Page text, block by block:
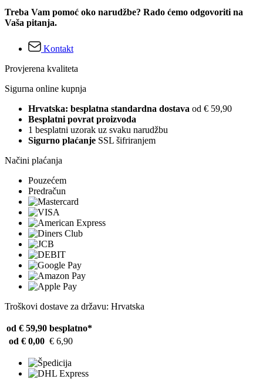
Treba Vam pomoć oko narudžbe? Rado ćemo odgovoriti na
Vaša pitanja.
Kontakt
Provjerena kvaliteta
Sigurna online kupnja
Hrvatska: besplatna standardna dostava od € 59,90
Besplatni povrat proizvoda
1 besplatni uzorak uz svaku narudžbu
Sigurno plaćanje SSL šifriranjem
Načini plaćanja
Pouzećem
Predračun
Troškovi dostave za državu: Hrvatska
od € 59,90 besplatno*
od € 0,00 € 6,90